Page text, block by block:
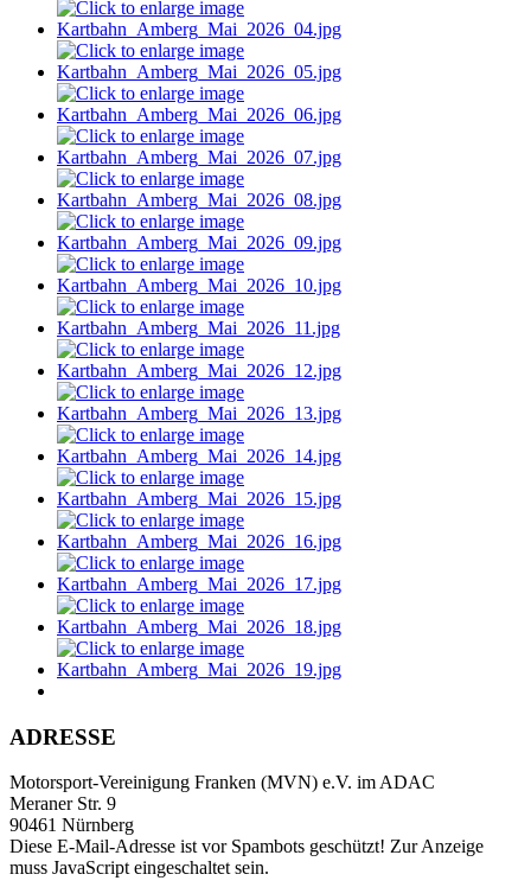
ADRESSE
Motorsport-Vereinigung Franken (MVN) e.V. im ADAC
Meraner Str. 9
90461 Nürnberg
Diese E-Mail-Adresse ist vor Spambots geschützt! Zur Anzeige
muss JavaScript eingeschaltet sein.